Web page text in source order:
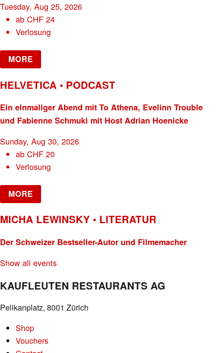
Tuesday, Aug 25, 2026
abCHF 24
Verlosung
MORE
HELVETICA • PODCAST
Ein einmaliger Abend mit To Athena, Evelinn Trouble
und Fabienne Schmuki mit Host Adrian Hoenicke
Sunday, Aug 30, 2026
abCHF 20
Verlosung
MORE
MICHA LEWINSKY • LITERATUR
Der Schweizer Bestseller-Autor und Filmemacher
Show all events
KAUFLEUTEN RESTAURANTS AG
Pelikanplatz, 8001 Zürich
Shop
Vouchers